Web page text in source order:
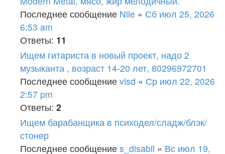
Последнее сообщение Nile « Сб июл 25, 2026
6:53 am
Ответы: 11
Ищем гитариста в новый проект, надо 2
музыканта , возраст 14-20 лет, 80296972701
Последнее сообщение vlsd « Ср июл 22, 2026
2:57 pm
Ответы: 2
Ищем барабанщика в психодел/сладж/блэк/
стонер
Последнее сообщение s_disabil « Вс июл 19,